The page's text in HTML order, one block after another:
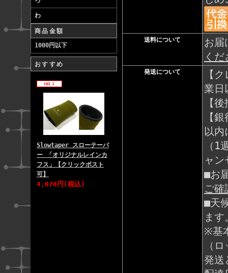
わ
商品金額
1000円以下
おすすめ
Slowtaper スローテーパ
ー 「オリジナルレインカ
フス」【クリックポスト
可】
4,070円(税込)
送料について
お届
く
発送について
【
業日
【
【
以内
（1
ャ
■お
ご確
■天
ます
※基
（
発送